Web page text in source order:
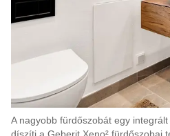
A nagyobb fürdőszobát egy